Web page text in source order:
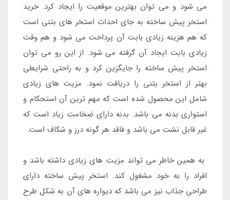
می شود و می توان بهترین موقعیت را ایجاد کرد. خرید
استخر پیش ساخته به جای احداث استخر های بتنی است
که هم هزینه زیادی بابت آن پرداخت می شود و هم وقت
زیادی بابت ایجاد آن گرفته می شود. از این رو می توان
استخر پیش ساخته را جایگزین کرد و به راحتی شرایطی
بهتر از استخر بتنی را دریافت نمود. مزیت های زیادی
شامل این محصول شده است که مهم ترین آن استحکام و
استواری بدنه می باشد. بدنه دارای ضخامت زیاد است که
غیر قابل نشت می باشد و فاقد هر گونه درز و شکاف است.
به همین خاطر می تواند مزیت های زیادی داشته باشد و
افراد را به خود مشغول کند. استخر پیش ساخته دارای
طراحی جذاب نیز می باشد که دیواره های آن به شکل طرح